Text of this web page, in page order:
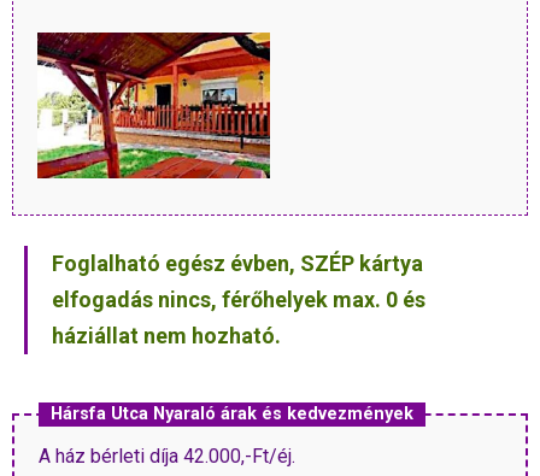
Foglalható egész évben, SZÉP kártya
elfogadás nincs, férőhelyek max. 0 és
háziállat nem hozható.
Hársfa Utca Nyaraló árak és kedvezmények
A ház bérleti díja 42.000,-Ft/éj.